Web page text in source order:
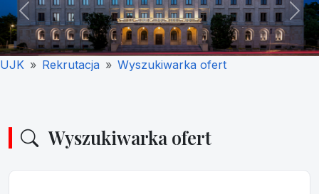
Previous Next
UJK Rekrutacja Wyszukiwarka ofert
Wyszukiwarka ofert